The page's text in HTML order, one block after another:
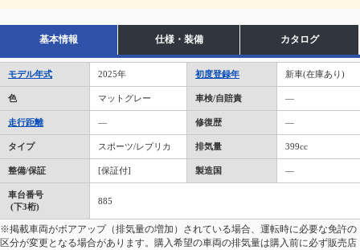
基本情報 仕様・装備 カタログ
モデル年式 2025年 初度登録年 新車(在庫あり)
色 マットグレー 車検/自賠責 ―
走行距離 ― 修復歴 ―
タイプ スポーツ/レプリカ 排気量 399cc
整備/保証 [保証付] 製造国 ―
車台番号
(下3桁)
885
※掲載車両がボアアップ（排気量の増加）されている場合、運転時に必要な免許の
区分が変更となる場合があります。購入希望の車両の排気量は購入前に必ず販売店